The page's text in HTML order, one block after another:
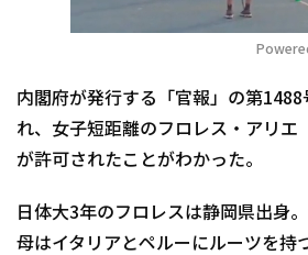
内閣府が発行する「官報」の第
れ、女子短距離のフロレス・アリエ
が許可されたことがわかった。
日体大3年のフロレスは静岡県出身
母はイタリアとペルーにルーツを持